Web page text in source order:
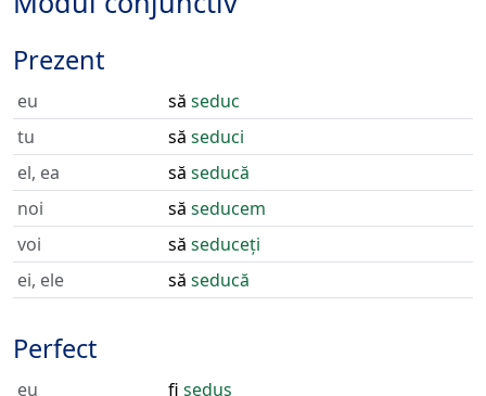
Prezent
eu să seduc
tu
să seduci
el, ea
să seducă
noi
să seducem
voi
să seduceți
ei, ele
să seducă
Perfect
eu fi sedus